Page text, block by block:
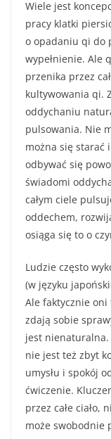
Wiele jest
pracy klatki
o opadaniu qi do
wypełnienie. Ale
przenika przez
kultywowania qi.
oddychaniu
pulsowania. Nie
można się starać
odbywać się
świadomi
całym ciele
oddechem,
osiąga się to o
Ludzie często
(w języku
Ale faktycznie
zdają sobie
jest
nie jest też zbyt
umysłu i spokój
ćwiczenie.
przez całe ciało,
może swobodnie